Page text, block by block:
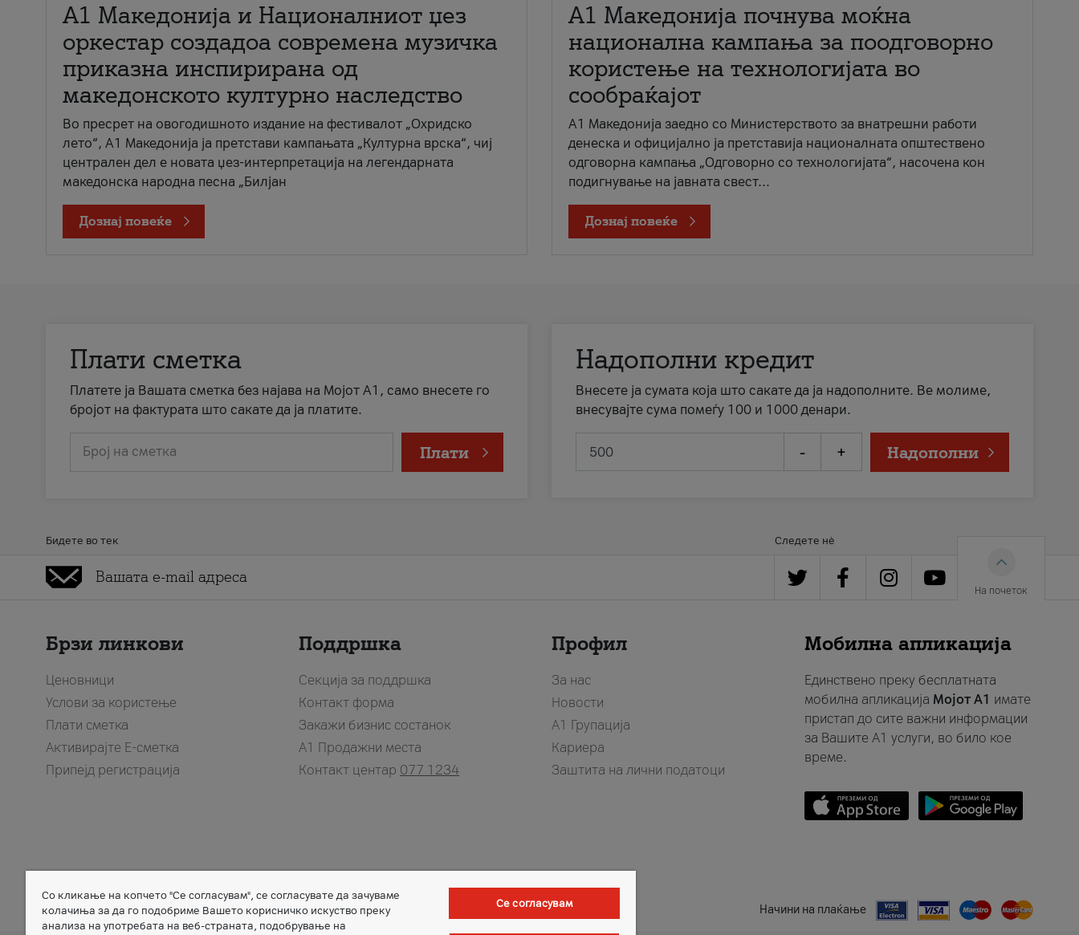
А1 Македонија и Националниот џез
оркестар создадоа современа музичка
приказна инспирирана од
македонското културно наследство
Во пресрет на овогодишното издание на фестивалот „Охридско
лето“, А1 Македонија ја претстави кампањата „Културна врска“, чиј
централен дел е новата џез-интерпретација на легендарната
македонска народна песна „Билјан
Дознај повеќе
A1 Македонија почнува моќна
национална кампања за поодговорно
користење на технологијата во
сообраќајот
A1 Македонија заедно со Министерството за внатрешни работи
денеска и официјално ја претставија националната општествено
одговорна кампања „Одговорно со технологијата“, насочена кон
подигнување на јавната свест...
Дознај повеќе
Плати сметка
Платете ја Вашата сметка без најава на Мојот А1, само внесете го
бројот на фактурата што сакате да ја платите.
Број на сметка Плати
Надополни кредит
Внесете ја сумата која што сакате да ја надополните. Ве молиме,
внесувајте сума помеѓу 100 и 1000 денари.
- + Надополни
Бидете во тек Следете нè
На почеток
Брзи линкови
Ценовници
Услови за користење
Плати сметка
Активирајте Е-сметка
Припејд регистрација
Поддршка
Секција за поддршка
Контакт форма
Закажи бизнис состанок
A1 Продажни места
Контакт центар 077 1234
Профил
За нас
Новости
А1 Групација
Кариера
Заштита на лични податоци
Мобилна апликација
Единствено преку бесплатната
мобилна апликација Мојот A1 имате
пристап до сите важни информации
за Вашите A1 услуги, во било кое
време.
Member of Начини на плаќање
Со кликање на копчето "Се согласувам", се согласувате да зачуваме
колачиња за да го подобриме Вашето корисничко искуство преку
анализа на употребата на веб-страната, подобрување на
Се согласувам